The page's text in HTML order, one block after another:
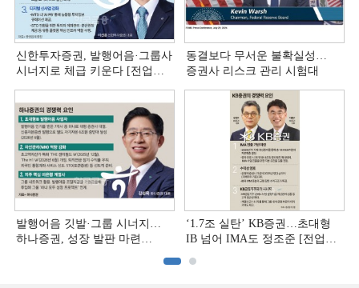
신한투자증권, 발행어음·그룹사
시너지로 체급 키운다 [전업계
동결보다 무서운 불확실성…
증권사 리스크 관리 시험대
발행어음 깃발·그룹 시너지…
하나증권, 성장 발판 마련
‘1.7조 실탄’ KB증권…초대형
IB 넘어 IMA도 정조준 [전업계